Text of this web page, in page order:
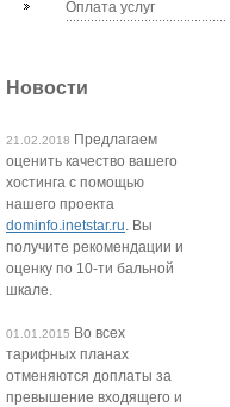
Оплата услуг
Новости
21.02.2018 Предлагаем
оценить качество вашего
хостинга с помощью
нашего проекта
dominfo.inetstar.ru. Вы
получите рекомендации и
оценку по 10-ти бальной
шкале.
01.01.2015 Во всех
тарифных планах
отменяются доплаты за
превышение входящего и